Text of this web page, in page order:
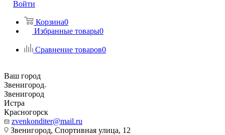
Войти
Корзина0
Избранные товары0
Сравнение товаров0
Ваш город
Звенигород
Звенигород
Истра
Красногорск
zvenkonditer@mail.ru
Звенигород, Спортивная улица, 12